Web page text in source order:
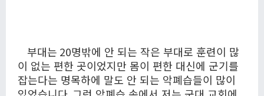
부대는 20명밖에 안 되는 작은 부대로 훈련이 많
이 없는 편한 곳이었지만 몸이 편한 대신에 군기를
잡는다는 명목하에 말도 안 되는 악폐습들이 많이